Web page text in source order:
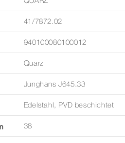
41/7872.02
940100080100012
Quarz
Junghans J645.33
Edelstahl, PVD beschichtet
38